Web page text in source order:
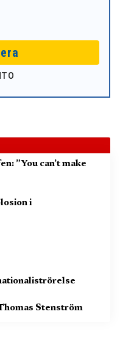
”You can’t make
i
Stenström